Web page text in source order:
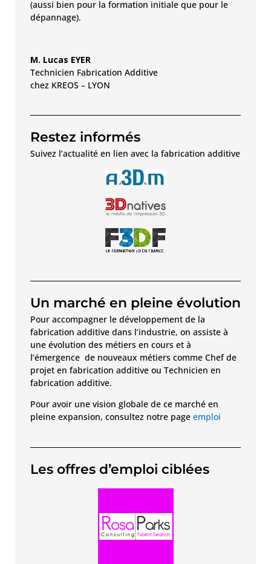
(aussi bien pour la formation initiale que pour le
dépannage).
M. Lucas EYER
Technicien Fabrication Additive
chez KREOS – LYON
Restez informés
Suivez l’actualité en lien avec la fabrication additive
Un marché en pleine évolution
Pour accompagner le développement de la
fabrication additive dans l’industrie, on assiste à
une évolution des métiers en cours et à
l’émergence de nouveaux métiers comme Chef de
projet en fabrication additive ou Technicien en
fabrication additive.
Pour avoir une vision globale de ce marché en
pleine expansion, consultez notre page emploi
Les offres d’emploi ciblées